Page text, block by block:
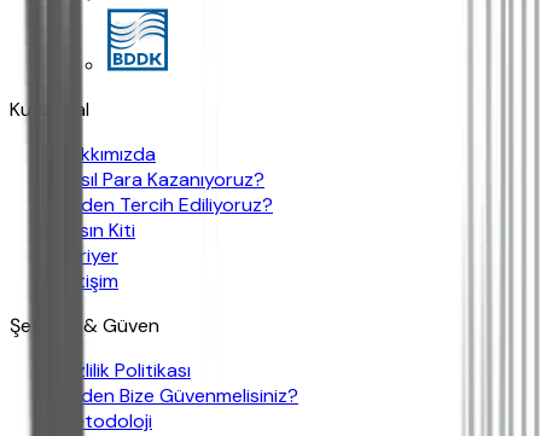
Kurumsal
Hakkımızda
Nasıl Para Kazanıyoruz?
Neden Tercih Ediliyoruz?
Basın Kiti
Kariyer
İletişim
Şeffaflık & Güven
Gizlilik Politikası
Neden Bize Güvenmelisiniz?
Metodoloji